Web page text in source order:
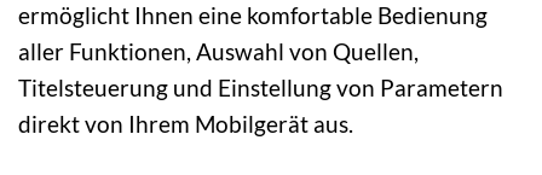
ermöglicht Ihnen eine komfortable Bedienung
aller Funktionen, Auswahl von Quellen,
Titelsteuerung und Einstellung von Parametern
direkt von Ihrem Mobilgerät aus.